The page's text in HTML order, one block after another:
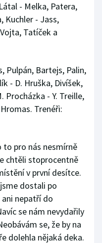
- Melka, Patera,
Kuchler - Jass,
Tatíček a
Pulpán, Bartejs, Palin,
- D. Hruška, Divíšek,
Procházka - Y. Treille,
Trenéři:
to pro nás nesmírně
chtěli stoprocentně
v první desítce.
dostali po
ani nepatří do
se nám nevydařily
se, že by na
dolehla nějaká deka.